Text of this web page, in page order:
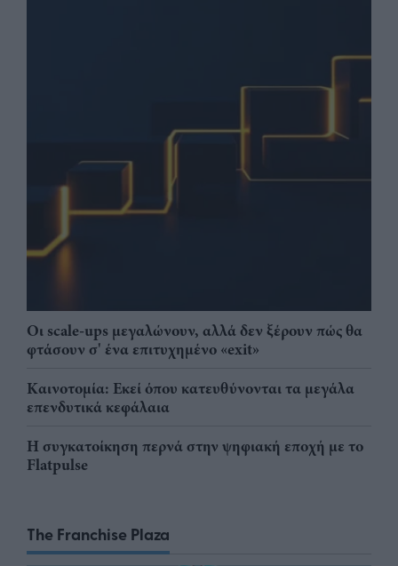
Οι scale-ups μεγαλώνουν, αλλά δεν ξέρουν πώς θα
φτάσουν σ' ένα επιτυχημένο «exit»
Καινοτομία: Εκεί όπου κατευθύνονται τα μεγάλα
επενδυτικά κεφάλαια
Η συγκατοίκηση περνά στην ψηφιακή εποχή με το
Flatpulse
The Franchise Plaza